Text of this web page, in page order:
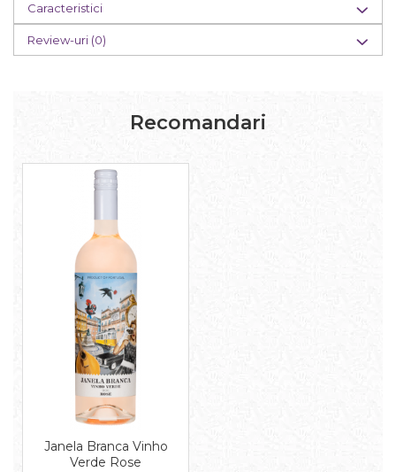
Caracteristici
Review-uri (0)
Recomandari
Janela Branca Vinho
Verde Rose